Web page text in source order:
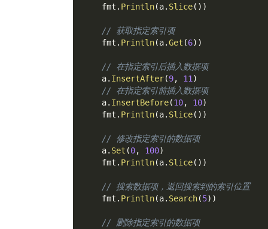
    fmt
. Println(a. Slice( ) )
// 获取指定索引项
    fmt
. Println(a.Get (6) )
// 在指定索引后插入数据项
    a
. InsertAfter(9, 11 )
// 在指定索引前插入数据项
    a
. InsertBefore(10, 10)
    fmt
. Println(a. Slice( ) )
// 修改指定索引的数据项
    a
. Set (0, 100)
    fmt
. Println(a. Slice( ) )
// 搜索数据项，返回搜索到的索引位置
    fmt
. Println(a. Search(5) )
// 删除指定索引的数据项